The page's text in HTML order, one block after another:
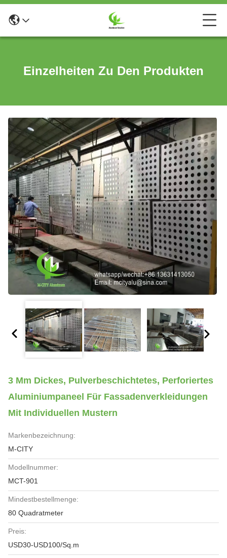
Einzelheiten Zu Den Produkten
3 Mm Dickes, Pulverbeschichtetes, Perforiertes
Aluminiumpaneel Für Fassadenverkleidungen
Mit Individuellen Mustern
Markenbezeichnung:
M-CITY
Modellnummer:
MCT-901
Mindestbestellmenge:
80 Quadratmeter
Preis:
USD30-USD100/Sq.m